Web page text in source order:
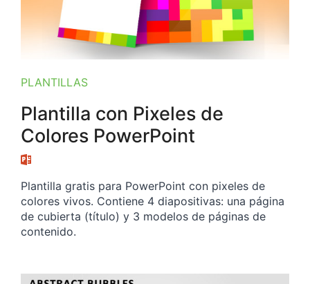
PLANTILLAS
Plantilla con Pixeles de
Colores PowerPoint
Plantilla gratis para PowerPoint con pixeles de
colores vivos. Contiene 4 diapositivas: una página
de cubierta (título) y 3 modelos de páginas de
contenido.